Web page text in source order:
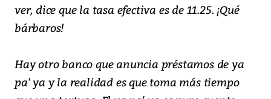
ver, dice que la tasa efectiva es de 11.25. ¡Qué
bárbaros!
Hay otro banco que anuncia préstamos de ya
pa' ya y la realidad es que toma más tiempo